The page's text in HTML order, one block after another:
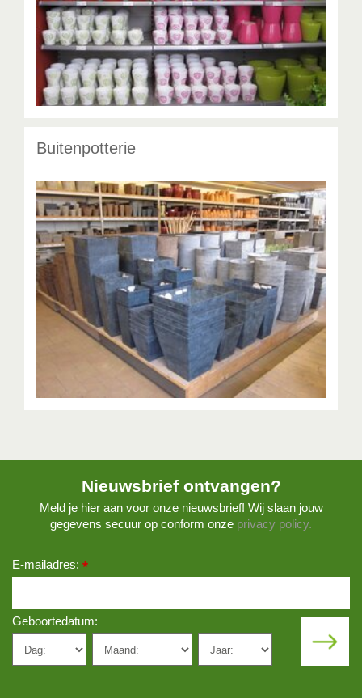
Buitenpotterie
Nieuwsbrief ontvangen?
Meld je hier aan voor onze nieuwsbrief! Wij slaan jouw
gegevens secuur op conform onze privacy policy.
E-mailadres: *
Geboortedatum: